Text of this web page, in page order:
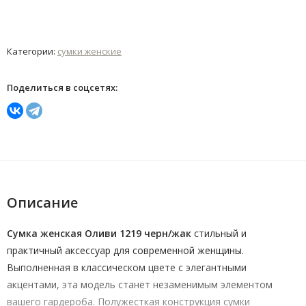
Категории: сумки женские
Поделиться в соцсетях:
Описание
Сумка женская Оливи 1219 черн/жак стильный и
практичный аксессуар для современной женщины.
Выполненная в классическом цвете с элегантными
акцентами, эта модель станет незаменимым элементом
вашего гардероба. Полужесткая конструкция сумки